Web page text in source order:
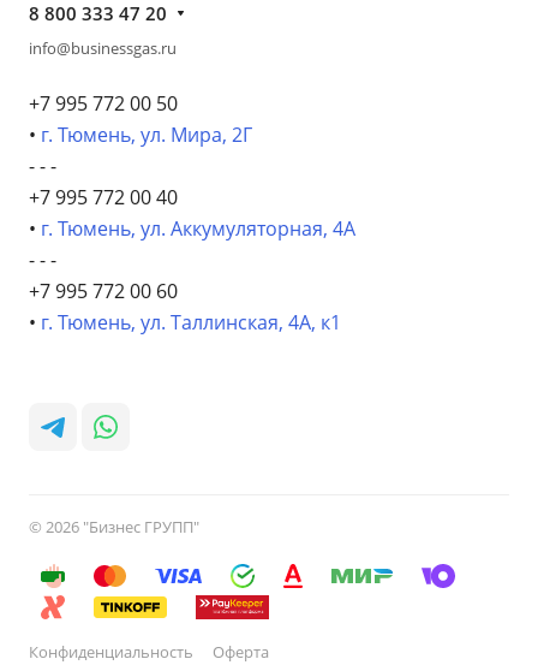
8 800 333 47 20
info@businessgas.ru
+7 995 772 00 50
• г. Тюмень, ул. Мира, 2Г
- - -
+7 995 772 00 40
• г. Тюмень, ул. Аккумуляторная, 4А
- - -
+7 995 772 00 60
• г. Тюмень, ул. Таллинская, 4А, к1
© 2026 "Бизнес ГРУПП"
Конфиденциальность Оферта